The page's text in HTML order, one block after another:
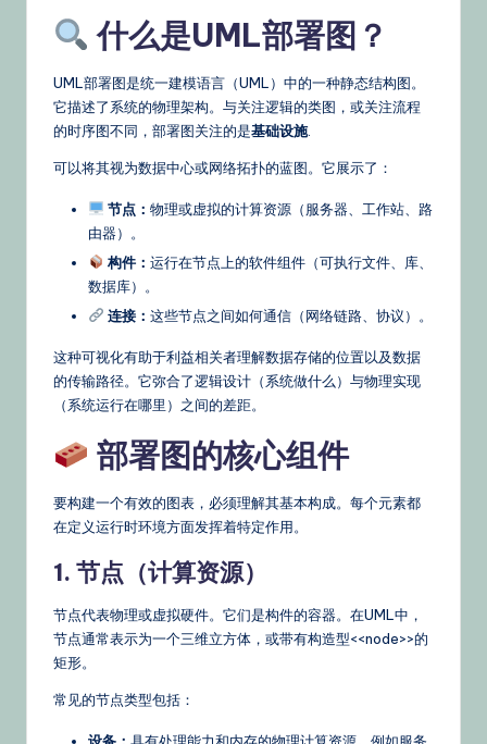
&
L
什么是UML部署图？
UML部署图是统一建模语言（UML）中的一种静态结构图。
它描述了系统的物理架构。与关注逻辑的类图，或关注流程
的时序图不同，部署图关注的是基础设施.
可以将其视为数据中心或网络拓扑的蓝图。它展示了：
节点： 物理或虚拟的计算资源（服务器、工作站、路
由器）。
构件： 运行在节点上的软件组件（可执行文件、库、
数据库）。
连接： 这些节点之间如何通信（网络链路、协议）。
这种可视化有助于利益相关者理解数据存储的位置以及数据
的传输路径。它弥合了逻辑设计（系统做什么）与物理实现
（系统运行在哪里）之间的差距。
部署图的核心组件
要构建一个有效的图表，必须理解其基本构成。每个元素都
在定义运行时环境方面发挥着特定作用。
1. 节点（计算资源）
节点代表物理或虚拟硬件。它们是构件的容器。在UML中，
节点通常表示为一个三维立方体，或带有构造型<<node>>的
矩形。
常见的节点类型包括：